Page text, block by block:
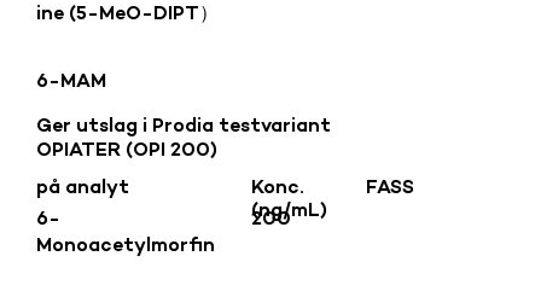
ine (5-MeO-DIPT）
6-MAM
6-
Monoacetylmorfin
OPIATER (OPI 200)
200
på analyt
Konc.
(ng/mL)
Ger utslag i Prodia testvariant
FASS